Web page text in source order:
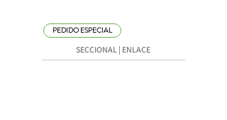
PEDIDO ESPECIAL
SECCIONAL | ENLACE